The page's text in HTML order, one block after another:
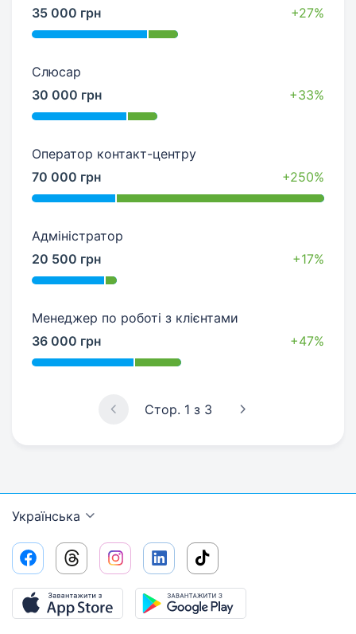
35 000 грн
+27%
Слюсар
30 000 грн
+33%
Оператор контакт-центру
70 000 грн
+250%
Адміністратор
20 500 грн
+17%
Менеджер по роботі з клієнтами
36 000 грн
+47%
Стор. 1 з 3
Українська